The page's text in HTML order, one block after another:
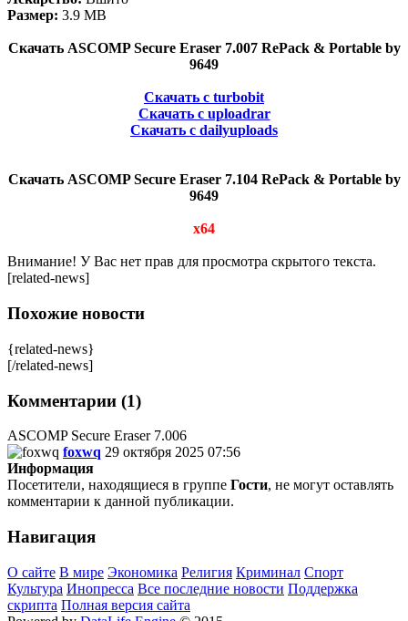
Размер: 3.9 MB
Скачать ASCOMP Secure Eraser 7.007 RePack & Portable by
9649
Скачать с turbobit
Скачать с uploadrar
Скачать с dailyuploads
Скачать ASCOMP Secure Eraser 7.104 RePack & Portable by
9649
x64
Внимание! У Вас нет прав для просмотра скрытого текста.
[related-news]
Похожие новости
{related-news}
[/related-news]
Комментарии (1)
ASCOMP Secure Eraser 7.006
foxwq 29 октября 2025 07:56
Информация
Посетители, находящиеся в группе Гости, не могут оставлять
комментарии к данной публикации.
Навигация
О сайте В мире Экономика Религия Криминал Спорт
Культура Инопресса Все последние новости Поддержка
скрипта Полная версия сайта